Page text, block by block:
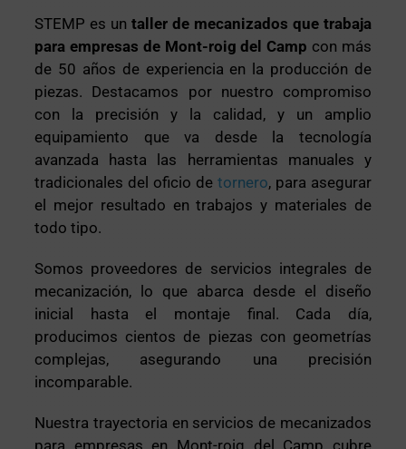
STEMP es untaller de mecanizados que trabaja
para empresas de Mont-roig del Camp con más
de 50 años de experiencia en la producción de
piezas. Destacamos por nuestro compromiso
con la precisión y la calidad, y un amplio
equipamiento que va desde la tecnología
avanzada hasta las herramientas manuales y
tradicionales del oficio de tornero, para asegurar
el mejor resultado en trabajos y materiales de
todo tipo.
Somos proveedores de servicios integrales de
mecanización, lo que abarca desde el diseño
inicial hasta el montaje final. Cada día,
producimos cientos de piezas con geometrías
complejas, asegurando una precisión
incomparable.
Nuestra trayectoria en servicios de mecanizados
para empresas en Mont-roig del Camp cubre